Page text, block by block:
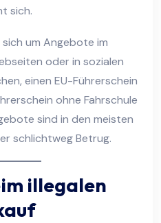
sich.
sich um Angebote im
oder in sozialen
einen EU-Führerschein
ohne Fahrschule
sind in den meisten
schlichtweg Betrug.
illegalen